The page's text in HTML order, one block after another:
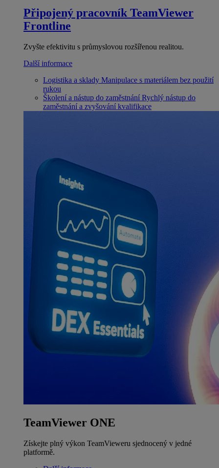
Připojený pracovník TeamViewer
Frontline
Zvyšte efektivitu s průmyslovou rozšířenou realitou.
Další informace
Logistika a sklady Manipulace s materiálem bez použití
rukou
Školení a nástup do zaměstnání Rychlý nástup do
zaměstnání a zvyšování kvalifikace
TeamViewer ONE
Získejte plný výkon TeamVieweru sjednocený v jedné
platformě.